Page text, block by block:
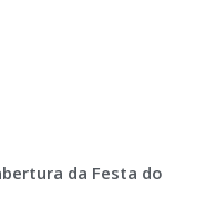
da Festa do